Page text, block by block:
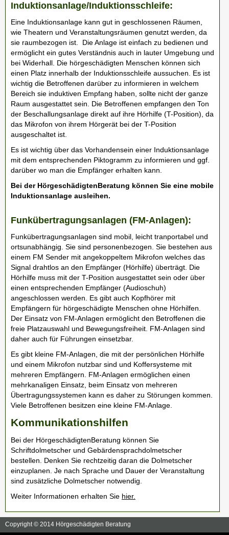
Induktionsanlage/Induktionsschleife:
Eine Induktionsanlage kann gut in geschlossenen Räumen,
wie Theatern und Veranstaltungsräumen genutzt werden, da
sie raumbezogen ist. Die Anlage ist einfach zu bedienen und
ermöglicht ein gutes Verständnis auch in lauter Umgebung und
bei Widerhall. Die hörgeschädigten Menschen können sich
einen Platz innerhalb der Induktionsschleife aussuchen. Es ist
wichtig die Betroffenen darüber zu informieren in welchem
Bereich sie induktiven Empfang haben, sollte nicht der ganze
Raum ausgestattet sein. Die Betroffenen empfangen den Ton
der Beschallungsanlage direkt auf ihre Hörhilfe (T-Position), da
das Mikrofon von ihrem Hörgerät bei der T-Position
ausgeschaltet ist.
Es ist wichtig über das Vorhandensein einer Induktionsanlage
mit dem entsprechenden Piktogramm zu informieren und ggf.
darüber wo man die Empfänger erhalten kann.
Bei der HörgeschädigtenBeratung können Sie eine mobile
Induktionsanlage ausleihen.
Funkübertragungsanlagen (FM-Anlagen):
Funkübertragungsanlagen sind mobil, leicht tranportabel und
ortsunabhängig. Sie sind personenbezogen. Sie bestehen aus
einem FM Sender mit angekoppeltem Mikrofon welches das
Signal drahtlos an den Empfänger (Hörhilfe) überträgt. Die
Hörhilfe muss mit der T-Position ausgestattet sein oder über
einen entsprechenden Empfänger (Audioschuh)
angeschlossen werden. Es gibt auch Kopfhörer mit
Empfängern für hörgeschädigte Menschen ohne Hörhilfen.
Der Einsatz von FM-Anlagen ermöglicht den Betroffenen die
freie Platzauswahl und Bewegungsfreiheit. FM-Anlagen sind
daher auch für Führungen einsetzbar.
Es gibt kleine FM-Anlagen, die mit der persönlichen Hörhilfe
und einem Mikrofon nutzbar sind und Koffersysteme mit
mehreren Empfängern. FM-Anlagen ermöglichen einen
mehrkanaligen Einsatz, beim Einsatz von mehreren
Übertragungssystemen kann es daher zu Störungen kommen.
Viele Betroffenen besitzen eine kleine FM-Anlage.
Kommunikationshilfen
Bei der HörgeschädigtenBeratung können Sie
Schriftdolmetscher und Gebärdensprachdolmetscher
bestellen. Denken Sie rechtzeitig daran die Dolmetscher
einzuplanen. Je nach Sprache und Dauer der Veranstaltung
sind zusätzliche Dolmetscher notwendig.
Weiter Informationen erhalten Sie hier.
Copyright © 2014 Hörgeschädigten Beratung